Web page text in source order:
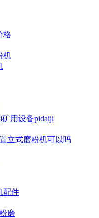
格
机
用设备pidaiji
立式磨粉机可以吗
配件
磨